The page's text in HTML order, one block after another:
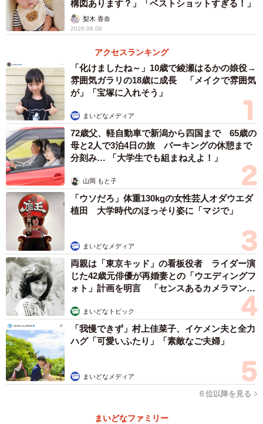
構図あります？」「ベストショットすぎる！」
梨木 香奈
2026.08.08
アクセスランキング
「化けましたね～」10歳で綾瀬はるかの娘役→
雰囲気ガラリの18歳に成長 「メイクで雰囲気
が」「宝塚に入れそう」
まいどなメディア
72歳父、軽自動車で新潟から四国まで 65歳の
母と2人で3泊4日の旅 パーキングの休憩まで
分刻み… 「大学生でも組まねえよ！」
山岡 もと子
「ウソだろ」体重130kgの女性芸人オダウエダ
植田 大学時代のほっそり姿に「マジで」
まいどなメディア
両親は「東京キッド」の看板役者 ライダー演
じた42歳元俳優が再婚妻との「ウエディングフ
ォト」計画を明言 「センスあるカメラマン求
まいどなトピック
「我慢できず」村上佳菜子、イケメン夫と全力
ハグ「可愛いふたり」「素敵なご夫婦」
まいどなメディア
６位以降を見る
まいどなファミリー